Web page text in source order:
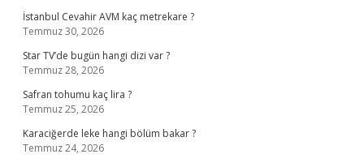
İstanbul Cevahir AVM kaç metrekare ?
Temmuz 30, 2026
Star TV’de bugün hangi dizi var ?
Temmuz 28, 2026
Safran tohumu kaç lira ?
Temmuz 25, 2026
Karaciğerde leke hangi bölüm bakar ?
Temmuz 24, 2026